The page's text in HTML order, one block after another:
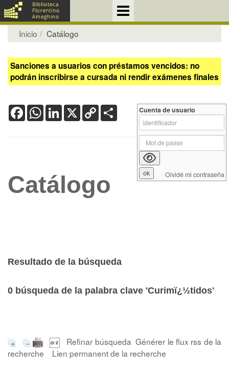
Inicio Catálogo
Sanciones a usuarios con préstamos vencidos: no
podrán inscribirse a cursada ni rendir exámenes finales
FacebookWhatsApp
LinkedIn
X Copy
Link
Catálogo
Resultado de la búsqueda
0 búsqueda de la palabra clave 'Curimï¿½tidos'
Refinar búsqueda Générer le flux rss de la
recherche
Lien permanent de la recherche
Cuenta de usuario
Olvidé mi contraseña